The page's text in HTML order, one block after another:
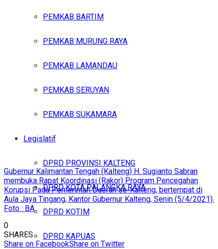
PEMKAB BARTIM
PEMKAB MURUNG RAYA
PEMKAB LAMANDAU
PEMKAB SERUYAN
PEMKAB SUKAMARA
Legislatif
DPRD PROVINSI KALTENG
DPRD KOTA PALANGKA RAYA
DPRD KOTIM
DPRD KAPUAS
Gubernur Kalimantan Tengah (Kalteng) H. Sugianto Sabran
membuka Rapat Koordinasi (Rakor) Program Pencegahan
Korupsi Pada Pemerintah Daerah se-Kalteng, bertempat di
Aula Jaya Tingang, Kantor Gubernur Kalteng, Senin (5/4/2021).
Foto : BA
0
SHARES
Share on FacebookShare on Twitter